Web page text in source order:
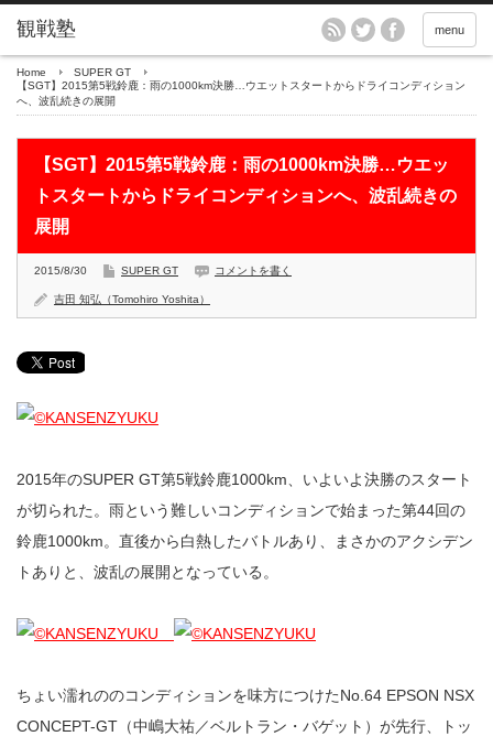
menu
Home
SUPER GT
【SGT】2015第5戦鈴鹿：雨の1000km決勝…ウエットスタートからドライコンディション
へ、波乱続きの展開
【SGT】2015第5戦鈴鹿：雨の1000km決勝…ウエッ
トスタートからドライコンディションへ、波乱続きの
展開
2015/8/30 SUPER GT コメントを書く
吉田 知弘（Tomohiro Yoshita）
2015年のSUPER GT第5戦鈴鹿1000km、いよいよ決勝のスタート
が切られた。雨という難しいコンディションで始まった第44回の
鈴鹿1000km。直後から白熱したバトルあり、まさかのアクシデン
トありと、波乱の展開となっている。
ちょい濡れののコンディションを味方につけたNo.64 EPSON NSX
CONCEPT-GT（中嶋大祐／ベルトラン・バゲット）が先行、トッ